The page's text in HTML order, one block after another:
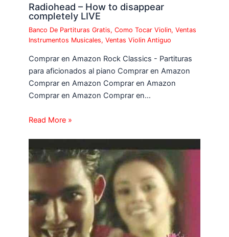
Radiohead – How to disappear
completely LIVE
Banco De Partituras Gratis,Como Tocar Violin,Ventas
Instrumentos Musicales,Ventas Violin Antiguo
Comprar en Amazon Rock Classics - Partituras
para aficionados al piano Comprar en Amazon
Comprar en Amazon Comprar en Amazon
Comprar en Amazon Comprar en…
Read More »